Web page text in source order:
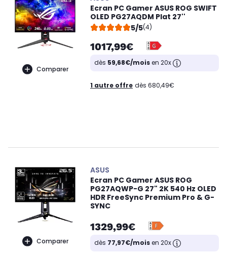
Comparer
Ecran PC Gamer ASUS ROG SWIFT
OLED PG27AQDM Plat 27''
5/5(4)
1017,99€
dès 59,68€/moisen 20x
1 autre offre dès 680,49€
Comparer
ASUS
Ecran PC Gamer ASUS ROG
PG27AQWP-G 27" 2K 540 Hz OLED
HDR FreeSync Premium Pro & G-
SYNC
1329,99€
dès 77,97€/moisen 20x